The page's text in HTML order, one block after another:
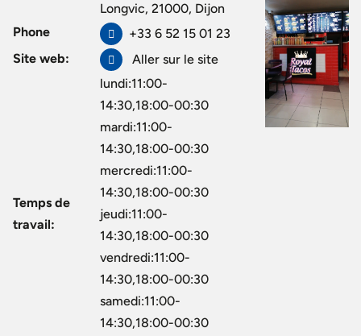
Longvic, 21000, Dijon
Phone
+33 6 52 15 01 23
Site web:
Aller sur le site
Temps de
travail:
lundi:11:00-
14:30,18:00-00:30
mardi:11:00-
14:30,18:00-00:30
mercredi:11:00-
14:30,18:00-00:30
jeudi:11:00-
14:30,18:00-00:30
vendredi:11:00-
14:30,18:00-00:30
samedi:11:00-
14:30,18:00-00:30